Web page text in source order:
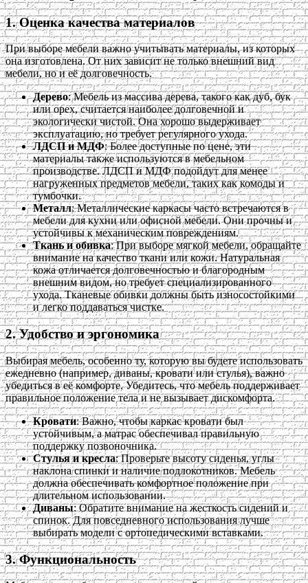
1. Оценка качества материалов
При выборе мебели важно учитывать материалы, из которых
она изготовлена. От них зависит не только внешний вид
мебели, но и её долговечность.
Дерево: Мебель из массива дерева, такого как дуб, бук
или орех, считается наиболее долговечной и
экологически чистой. Она хорошо выдерживает
эксплуатацию, но требует регулярного ухода.
ЛДСП и МДФ: Более доступные по цене, эти
материалы также используются в мебельном
производстве. ЛДСП и МДФ подойдут для менее
нагруженных предметов мебели, таких как комоды и
тумбочки.
Металл: Металлические каркасы часто встречаются в
мебели для кухни или офисной мебели. Они прочны и
устойчивы к механическим повреждениям.
Ткань и обивка: При выборе мягкой мебели, обращайте
внимание на качество ткани или кожи. Натуральная
кожа отличается долговечностью и благородным
внешним видом, но требует специализированного
ухода. Тканевые обивки должны быть износостойкими
и легко поддаваться чистке.
2. Удобство и эргономика
Выбирая мебель, особенно ту, которую вы будете использовать
ежедневно (например, диваны, кровати или стулья), важно
убедиться в её комфорте. Убедитесь, что мебель поддерживает
правильное положение тела и не вызывает дискомфорта.
Кровати: Важно, чтобы каркас кровати был
устойчивым, а матрас обеспечивал правильную
поддержку позвоночника.
Стулья и кресла: Проверьте высоту сиденья, углы
наклона спинки и наличие подлокотников. Мебель
должна обеспечивать комфортное положение при
длительном использовании.
Диваны: Обратите внимание на жесткость сидений и
спинок. Для повседневного использования лучше
выбирать модели с ортопедическими вставками.
3. Функциональность